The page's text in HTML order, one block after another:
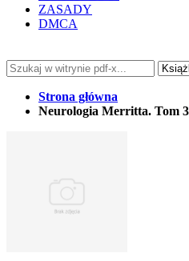
ZASADY
DMCA
Strona główna
Neurologia Merritta. Tom 3